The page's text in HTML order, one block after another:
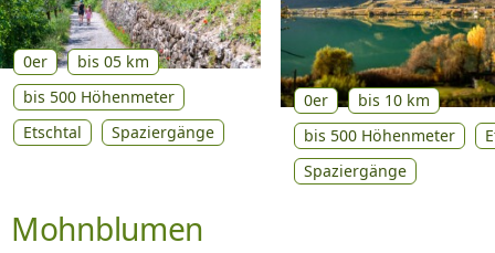
0er
bis 05 km
bis 500 Höhenmeter
Etschtal
Spaziergänge
Mohnblumen
0er
bis 10 km
bis 500 Höhenmeter
Spaziergänge